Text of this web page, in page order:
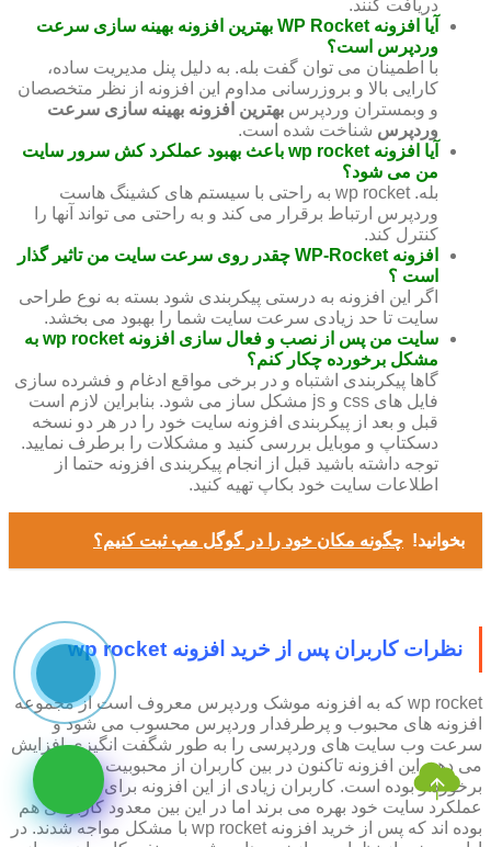
دریافت کنند.
آیا افزونه WP Rocket بهترین افزونه بهینه سازی سرعت
وردپرس است؟
با اطمینان می توان گفت بله. به دلیل پنل مدیریت ساده،
کارایی بالا و بروزرسانی مداوم این افزونه از نظر متخصصان
و وبمستران وردپرس بهترین افزونه بهینه سازی سرعت
وردپرس شناخت شده است.
آیا افزونه wp rocket باعث بهبود عملکرد کش سرور سایت
من می شود؟
بله. wp rocket به راحتی با سیستم های کشینگ هاست
وردپرس ارتباط برقرار می کند و به راحتی می تواند آنها را
کنترل کند.
افزونه WP-Rocket چقدر روی سرعت سایت من تاثیر گذار
است ؟
اگر این افزونه به درستی پیکربندی شود بسته به نوع طراحی
سایت تا حد زیادی سرعت سایت شما را بهبود می بخشد.
سایت من پس از نصب و فعال سازی افزونه wp rocket به
مشکل برخورده چکار کنم؟
گاها پیکربندی اشتباه و در برخی مواقع ادغام و فشرده سازی
فایل های css و js مشکل ساز می شود. بنابراین لازم است
قبل و بعد از پیکربندی افزونه سایت خود را در هر دو نسخه
دسکتاپ و موبایل بررسی کنید و مشکلات را برطرف نمایید.
توجه داشته باشید قبل از انجام پیکربندی افزونه حتما از
اطلاعات سایت خود بکاپ تهیه کنید.
بخوانید! چگونه مکان خود را در گوگل مپ ثبت کنیم؟
نظرات کاربران پس از خرید افزونه wp rocket
wp rocket که به افزونه موشک وردپرس معروف است از مجموعه
افزونه های محبوب و پرطرفدار وردپرس محسوب می شود و
سرعت وب سایت های وردپرسی را به طور شگفت انگیزی افزایش
می دهد. این افزونه تاکنون در بین کاربران از محبوبیت بالایی
برخوردار بوده است. کاربران زیادی از این افزونه برای بهبود
عملکرد سایت خود بهره می برند اما در این بین معدود کاربرانی هم
بوده اند که پس از خرید افزونه wp rocket با مشکل مواجه شدند. در